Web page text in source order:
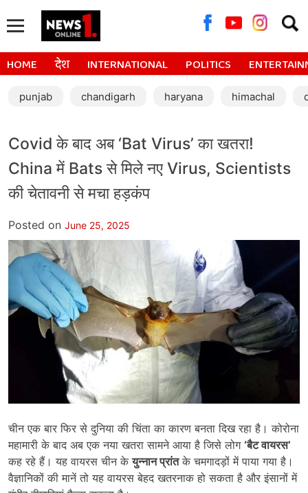
for:
HOME देश INTERNATIONAL POLITICS
punjab chandigarh haryana himachal
Covid के बाद अब ‘Bat Virus’ का खतरा!
China में Bats से मिले नए Virus, Scientists
की चेतावनी से मचा हड़कंप
Posted on June 25, 2025
चीन एक बार फिर से दुनिया की चिंता का कारण बनता दिख रहा है। कोरोना
महामारी के बाद अब एक नया खतरा सामने आया है जिसे लोग ‘बैट वायरस’
कह रहे हैं। यह वायरस चीन केयुन्नान प्रांतके चमगादड़ों में पाया गया है।
वैज्ञानिकों की मानें तो यह वायरस बेहद खतरनाक हो सकता है और इंसानों में